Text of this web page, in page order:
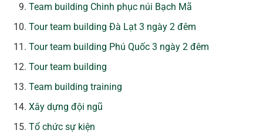
Team building Chinh phục núi Bạch Mã
Tour team building Đà Lạt 3 ngày 2 đêm
Tour team building Phú Quốc 3 ngày 2 đêm
Tour team building
Team building training
Xây dựng đội ngũ
Tổ chức sự kiện